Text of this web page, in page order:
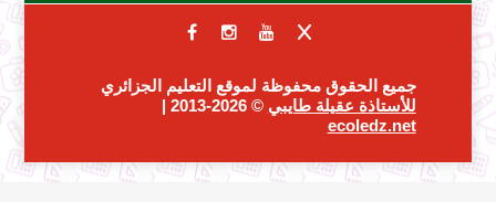
جميع الحقوق محفوظة لموقع التعليم الجزائري
للأستاذة عقيلة طايبي © 2026-2013 |
ecoledz.net